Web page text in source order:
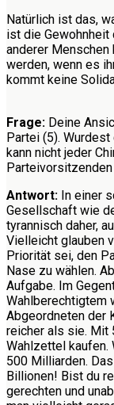
Natürlich ist das,
ist die Gewohnheit
anderer Menschen
werden, wenn es
kommt keine
Frage: Deine
Partei (5).
kann nicht jeder
Parteivorsitzenden
Antwort: In einer
Gesellschaft wie
tyrannisch daher,
Vielleicht glauben
Priorität sei, den
Nase zu wählen.
Aufgabe. Im
Wahlberechtigtem
Abgeordneten der
reicher als sie. Mit
Wahlzettel kaufen.
500 Milliarden.
Billionen! Bist du
gerechten und